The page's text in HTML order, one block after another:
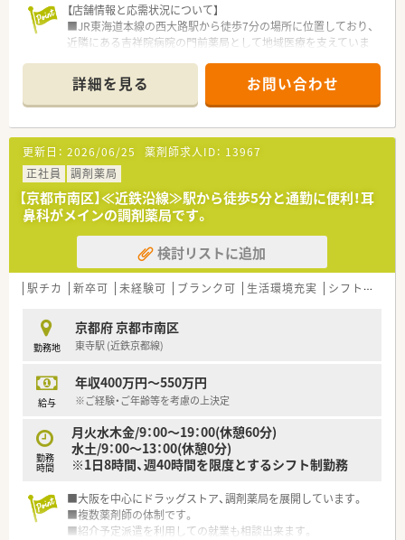
【店舗情報と応需状況について】
■JR東海道本線の西大路駅から徒歩7分の場所に位置しており、
近隣にある吉祥院病院の門前薬局として地域医療を支えていま
■応需科目は内科や外科を中心に多岐にわたり、処方箋枚数は1
日あたり70枚から80枚ほどを安定して受け付けている状況で
す。
■薬剤師は常時5名体制で稼働しているため、一人ひとりの負担
が少なく、複数の事務スタッフと共に連携しながら業務に励めま
す。
【法人特徴について】
■京都市内に合計6店舗の調剤薬局を展開しており、営利を目的
としない非営利・協同の事業として地域住民の健康に貢献してい
ます。
■全日本民主医療機関連合会に加盟する法人として、医療機関や
他職種との強固な連携を活かした質の高い医療提供を追求して
います。
なく近畿や全国レベルでの階層別研修を体系的に実施している
組織です。
■管理薬剤師は面倒見の良い姉御肌な性格であり、スタッフ同士
が助け合いながら業務に取り組む温かい人間関係が構築されて
■京都市内に複数の店舗を展開している強みを活かし、近隣店舗
との応援体制や交流があるため、孤立することなく安心して働け
ます。
おり、多様なライフスタイルを尊重し合える理解のある職場環境
です。
詳細を見る お問い合わせ
更新日： 2026/06/25 薬剤師求人ID： 13967
正社員
調剤薬局
【京都市南区】≪近鉄沿線≫駅から徒歩5分と通勤に便利！耳
鼻科がメインの調剤薬局です。
検討リストに追加
駅チカ 新卒可 未経験可 ブランク可 生活環境充実 シフト制
勤務地
京都府 京都市南区
東寺駅 (近鉄京都線)
給与
年収400万円～550万円
※ご経験・ご年齢等を考慮の上決定
勤務
時間
月火水木金/9：00～19：00(休憩60分)
水土/9：00～13：00(休憩0分)
※1日8時間、週40時間を限度とするシフト制勤務
■大阪を中心にドラッグストア、調剤薬局を展開しています。
■複数薬剤師の体制です。
■紹介予定派遣を利用しての就業も相談出来ます。